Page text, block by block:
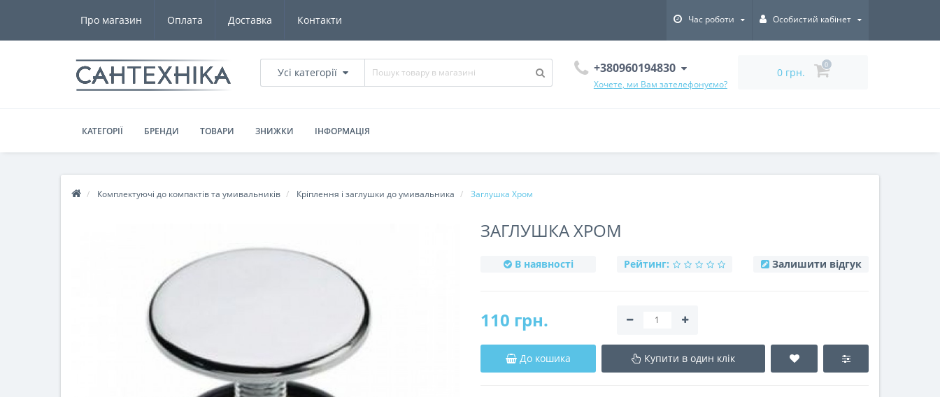
Про магазин Оплата Доставка Контакти Час роботи Особистий кабінет
Усі категорії +380960194830
Хочете, ми Вам зателефонуємо?
0 грн.
0
КАТЕГОРІЇ БРЕНДИ ТОВАРИ ЗНИЖКИ ІНФОРМАЦІЯ
Комплектуючі до компактів та умивальників Кріплення і заглушки до умивальника Заглушка Хром
ЗАГЛУШКА ХРОМ
В наявності Рейтинг: Залишити відгук
110 грн.
До кошика Купити в один клік